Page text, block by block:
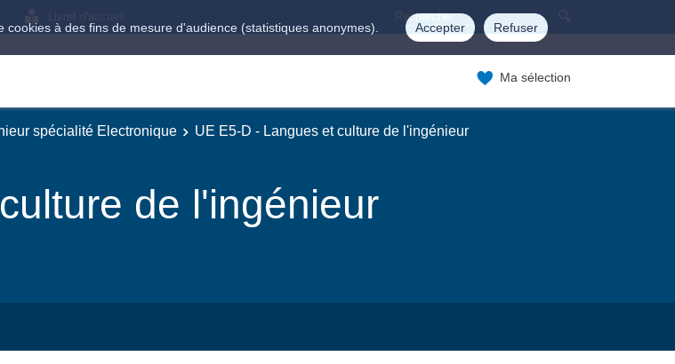
à des fins de mesure d'audience (statistiques anonymes). Accepter Refuser
Livret d'accueil
Ma sélection
spécialité Electronique UE E5-D - Langues et culture de l'ingénieur
de l'ingénieur